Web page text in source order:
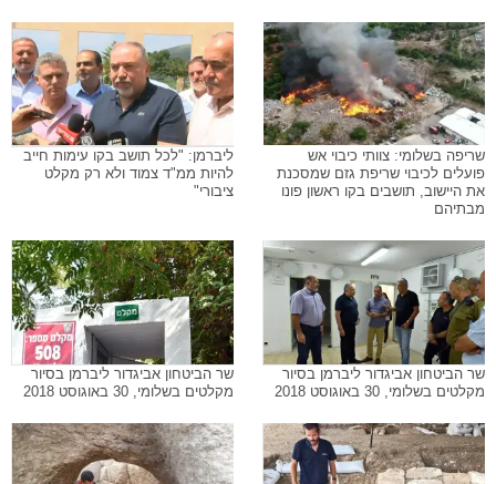
שריפה בשלומי: צוותי כיבוי אש
פועלים לכיבוי שריפת גזם שמסכנת
את היישוב, תושבים בקו ראשון פונו
מבתיהם
ליברמן: "לכל תושב בקו עימות חייב
להיות ממ"ד צמוד ולא רק מקלט
ציבורי"
שר הביטחון אביגדור ליברמן בסיור
מקלטים בשלומי, 30 באוגוסט 2018
שר הביטחון אביגדור ליברמן בסיור
מקלטים בשלומי, 30 באוגוסט 2018